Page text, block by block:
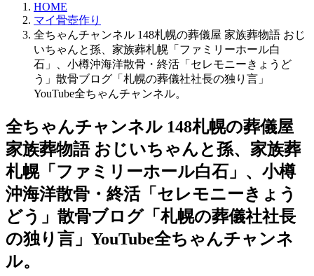
HOME
マイ骨壺作り
全ちゃんチャンネル 148札幌の葬儀屋 家族葬物語 おじ
いちゃんと孫、家族葬札幌「ファミリーホール白
石」、小樽沖海洋散骨・終活「セレモニーきょうど
う」散骨ブログ「札幌の葬儀社社長の独り言」
YouTube全ちゃんチャンネル。
全ちゃんチャンネル 148札幌の葬儀屋
家族葬物語 おじいちゃんと孫、家族葬
札幌「ファミリーホール白石」、小樽
沖海洋散骨・終活「セレモニーきょう
どう」散骨ブログ「札幌の葬儀社社長
の独り言」YouTube全ちゃんチャンネ
ル。